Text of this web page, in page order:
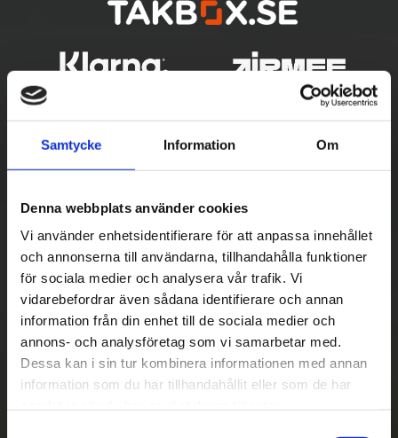
Samtycke Information Om
Denna webbplats använder cookies
Vi använder enhetsidentifierare för att anpassa innehållet
och annonserna till användarna, tillhandahålla funktioner
för sociala medier och analysera vår trafik. Vi
vidarebefordrar även sådana identifierare och annan
information från din enhet till de sociala medier och
annons- och analysföretag som vi samarbetar med.
Dessa kan i sin tur kombinera informationen med annan
information som du har tillhandahållit eller som de har
Betala säkert
|| Välj ||
Snabba leveranser
||
Eller ||
Hämta på lagret med/utan montering